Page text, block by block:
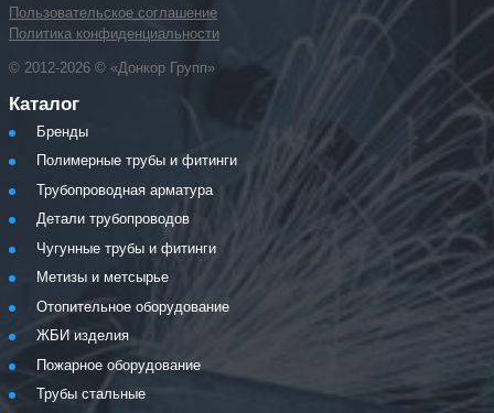
Пользовательское соглашение
Политика конфиденциальности
© 2012-2026 © «Донкор Групп»
Каталог
Бренды
Полимерные трубы и фитинги
Трубопроводная арматура
Детали трубопроводов
Чугунные трубы и фитинги
Метизы и метсырье
Отопительное оборудование
ЖБИ изделия
Пожарное оборудование
Трубы стальные